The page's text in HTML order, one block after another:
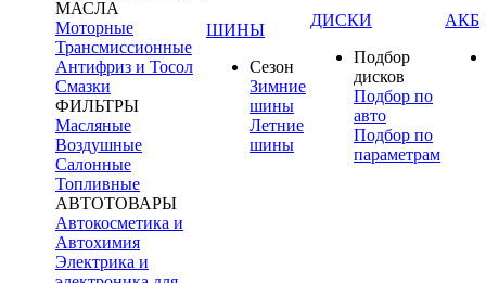
МАСЛА
Моторные
Трансмиссионные
Антифриз и Тосол
Смазки
ФИЛЬТРЫ
Масляные
Воздушные
Салонные
Топливные
АВТОТОВАРЫ
Автокосметика и
Автохимия
Электрика и
ШИНЫ
Сезон
Зимние
шины
Летние
шины
ДИСКИ
Подбор
дисков
Подбор по
авто
Подбор по
параметрам
АКБ